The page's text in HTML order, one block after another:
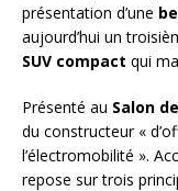
présentation d’une
aujourd’hui un
SUV compact qui
Présenté au Salon
du constructeur «
l’électromobilité ».
repose sur trois